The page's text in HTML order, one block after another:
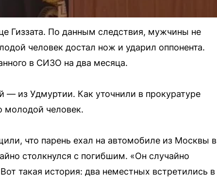
Гиззата. По данным следствия, мужчины не
человек достал нож и ударил оппонента.
в СИЗО на два месяца.
из Удмуртии. Как уточнили в прокуратуре
молодой человек.
что парень ехал на автомобиле из Москвы в
столкнулся с погибшим. «Он случайно
такая история: два неместных встретились в